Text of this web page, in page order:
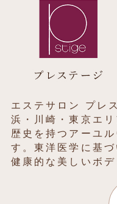
エステサロン プレ
浜・川崎・東京エ
歴史を持つアーユ
す。東洋医学に基
健康的な美しいボ